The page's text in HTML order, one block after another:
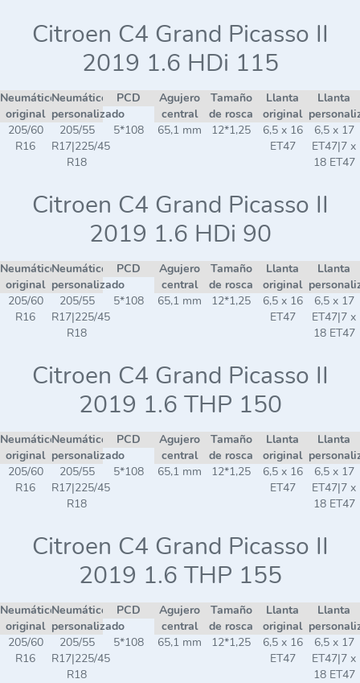
Citroen C4 Grand Picasso II
2019 1.6 HDi 115
Neumático
original
Neumático
personalizado
PCD
Agujero
central
Tamaño
de rosca
Llanta
original
Llanta
205/60
R16
205/55
R17|225/45
R18
5*108 65,1 mm 12*1,25
6,5 x 16
ET47
6,5 x 17
ET47|7 x
18 ET47
Citroen C4 Grand Picasso II
2019 1.6 HDi 90
Neumático
original
Neumático
personalizado
PCD
Agujero
central
Tamaño
de rosca
Llanta
original
Llanta
205/60
R16
205/55
R17|225/45
R18
5*108 65,1 mm 12*1,25
6,5 x 16
ET47
6,5 x 17
ET47|7 x
18 ET47
Citroen C4 Grand Picasso II
2019 1.6 THP 150
Neumático
original
Neumático
personalizado
PCD
Agujero
central
Tamaño
de rosca
Llanta
original
Llanta
205/60
R16
205/55
R17|225/45
R18
5*108 65,1 mm 12*1,25
6,5 x 16
ET47
6,5 x 17
ET47|7 x
18 ET47
Citroen C4 Grand Picasso II
2019 1.6 THP 155
Neumático
original
Neumático
personalizado
PCD
Agujero
central
Tamaño
de rosca
Llanta
original
Llanta
205/60
R16
205/55
R17|225/45
R18
5*108 65,1 mm 12*1,25
6,5 x 16
ET47
6,5 x 17
ET47|7 x
18 ET47